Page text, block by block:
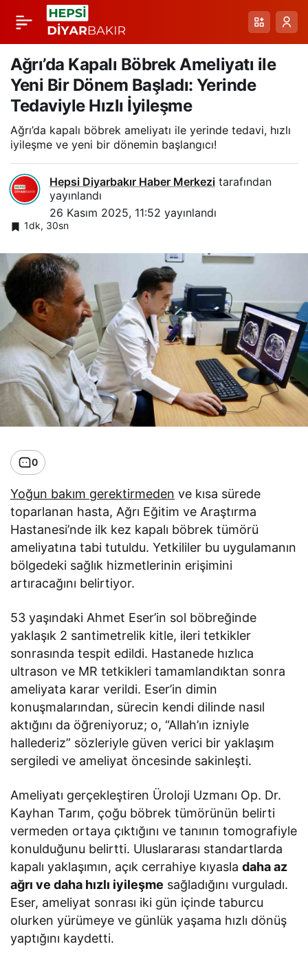
Ağrı’da Kapalı Böbrek Ameliyatı ile
Yeni Bir Dönem Başladı: Yerinde
Tedaviyle Hızlı İyileşme
Ağrı’da kapalı böbrek ameliyatı ile yerinde tedavi, hızlı
iyileşme ve yeni bir dönemin başlangıcı!
Hepsi Diyarbakır Haber Merkezi tarafından
yayınlandı
26 Kasım 2025, 11:52 yayınlandı
1dk, 30sn
0
Yoğun bakım gerektirmeden ve kısa sürede
toparlanan hasta, Ağrı Eğitim ve Araştırma
Hastanesi’nde ilk kez kapalı böbrek tümörü
ameliyatına tabi tutuldu. Yetkililer bu uygulamanın
bölgedeki sağlık hizmetlerinin erişimini
artıracağını belirtiyor.
53 yaşındaki Ahmet Eser’in sol böbreğinde
yaklaşık 2 santimetrelik kitle, ileri tetkikler
sonrasında tespit edildi. Hastanede hızlıca
ultrason ve MR tetkikleri tamamlandıktan sonra
ameliyata karar verildi. Eser’in dimin
konuşmalarından, sürecin kendi dilinde nasıl
aktığını da öğreniyoruz; o, “Allah’ın izniyle
hallederiz” sözleriyle güven verici bir yaklaşım
sergiledi ve ameliyat öncesinde sakinleşti.
Ameliyatı gerçekleştiren Üroloji Uzmanı Op. Dr.
Kayhan Tarım, çoğu böbrek tümörünün belirti
vermeden ortaya çıktığını ve tanının tomografiyle
konulduğunu belirtti. Uluslararası standartlarda
kapalı yaklaşımın, açık cerrahiye kıyasladaha az
ağrı ve daha hızlı iyileşme sağladığını vurguladı.
Eser, ameliyat sonrası iki gün içinde taburcu
olurken yürümeye ve günlük yaşama hızlı dönüş
yaptığını kaydetti.
Van’da Kütlesel Uyarı:
Karbonmonoksit
Zehirlenmeleri ve
Doğal Gaz
Sızıntılarına Karşı
Uzman Uyarıları
Paylaş